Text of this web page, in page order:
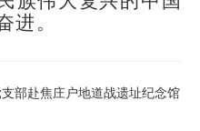
进。
部赴焦庄户地道战遗址纪念馆